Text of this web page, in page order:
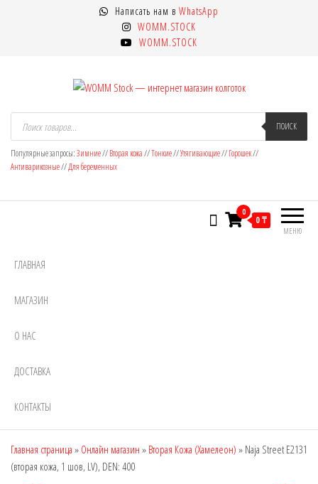
Написать нам в WhatsApp
WOMM.STOCK
WOMM.STOCK
WOMM Stock — интернет магазин
колготок
Колготки MANZI, Naja Street тонкие,
фантазийные, чулки, лосины
Поиск
товаров ПОИСК
Популярные запросы:Зимние//Вторая кожа//Тонкие//Утягивающие//Горошек//
Антиварикозные//Для беременных
МЕНЮ
0
0 ₸
ГЛАВНАЯ
МАГАЗИН
О НАС
ДОСТАВКА
КОНТАКТЫ
Главная страница » Онлайн магазин » Вторая Кожа (Хамелеон) » Naja Street E2131
(вторая кожа, 1 шов, LV), DEN: 400